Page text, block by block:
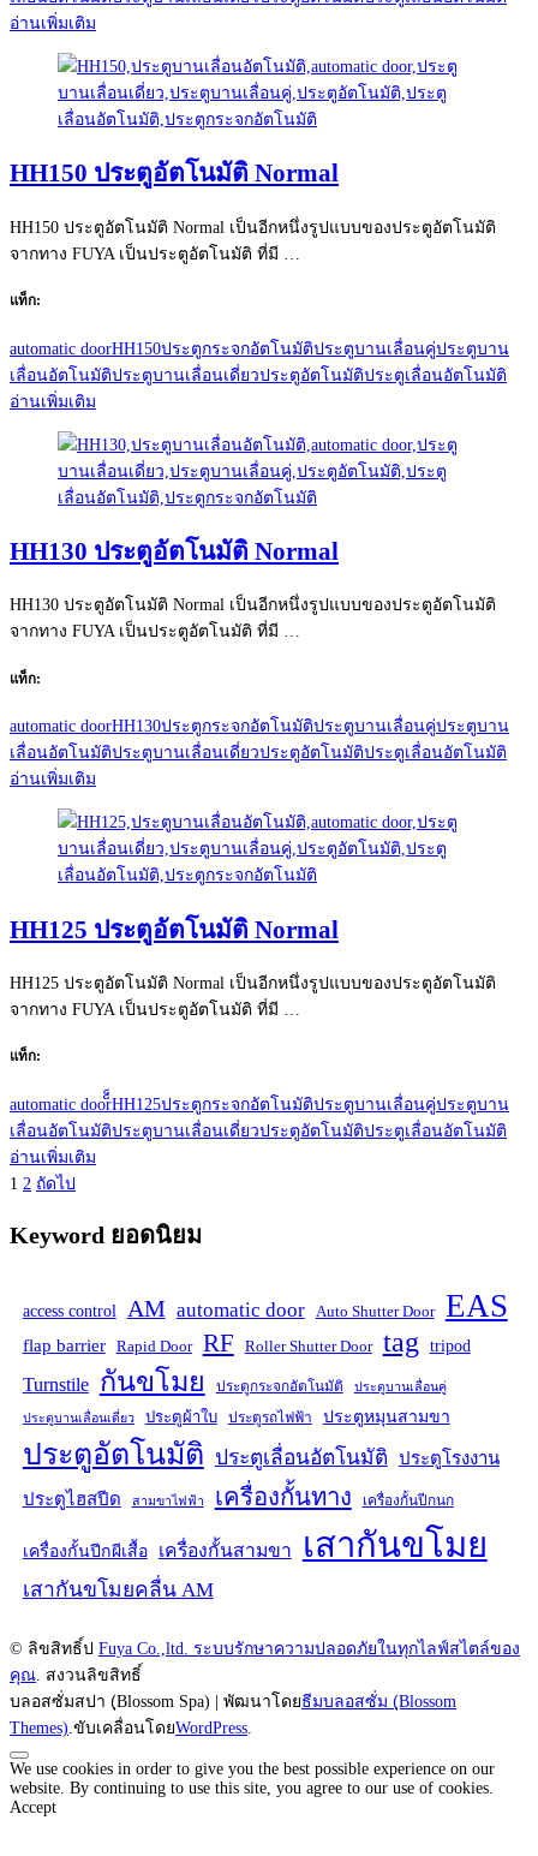
อ่านเพิ่มเติม
HH150 ประตูอัตโนมัติ Normal
HH150 ประตูอัตโนมัติ Normal เป็นอีกหนึ่งรูปแบบของประตูอัตโนมัติ
จากทาง FUYA เป็นประตูอัตโนมัติ ที่มี …
แท็ก:
automatic doorHH150ประตูกระจกอัตโนมัติประตูบานเลื่อนคู่ประตูบาน
เลื่อนอัตโนมัติประตูบานเลื่อนเดี่ยวประตูอัตโนมัติประตูเลื่อนอัตโนมัติ
อ่านเพิ่มเติม
HH130 ประตูอัตโนมัติ Normal
HH130 ประตูอัตโนมัติ Normal เป็นอีกหนึ่งรูปแบบของประตูอัตโนมัติ
จากทาง FUYA เป็นประตูอัตโนมัติ ที่มี …
แท็ก:
automatic doorHH130ประตูกระจกอัตโนมัติประตูบานเลื่อนคู่ประตูบาน
เลื่อนอัตโนมัติประตูบานเลื่อนเดี่ยวประตูอัตโนมัติประตูเลื่อนอัตโนมัติ
อ่านเพิ่มเติม
HH125 ประตูอัตโนมัติ Normal
HH125 ประตูอัตโนมัติ Normal เป็นอีกหนึ่งรูปแบบของประตูอัตโนมัติ
จากทาง FUYA เป็นประตูอัตโนมัติ ที่มี …
แท็ก:
automatic door็็HH125ประตูกระจกอัตโนมัติประตูบานเลื่อนคู่ประตูบาน
เลื่อนอัตโนมัติประตูบานเลื่อนเดี่ยวประตูอัตโนมัติประตูเลื่อนอัตโนมัติ
อ่านเพิ่มเติม
Posts
หน้า
1 หน้า
2 ถัดไป
Keyword ยอดนิยม
access control AM automatic door Auto Shutter Door EAS
flap barrier Rapid Door RF Roller Shutter Door tag tripod
Turnstile กันขโมย ประตูกระจกอัตโนมัติ ประตูบานเลื่อนคู่
ประตูบานเลื่อนเดี่ยว ประตูผ้าใบ ประตูรถไฟฟ้า ประตูหมุนสามขา
ประตูอัตโนมัติ ประตูเลื่อนอัตโนมัติ ประตูโรงงาน
ประตูไฮสปีด สามขาไฟฟ้า เครื่องกั้นทาง เครื่องกั้นปีกนก
เครื่องกั้นปีกผีเสื้อ เครื่องกั้นสามขา เสากันขโมย
เสากันขโมยคลื่น AM
© ลิขสิทธิ์ป Fuya Co.,ltd. ระบบรักษาความปลอดภัยในทุกไลฟ์สไตล์ของ
คุณ. สงวนลิขสิทธิ์
บลอสซั่มสปา (ฺBlossom Spa) | พัฒนาโดยธีมบลอสซั่ม (ฺBlossom
Themes).ขับเคลื่อนโดยWordPress.
We use cookies in order to give you the best possible experience on our
website. By continuing to use this site, you agree to our use of cookies.
Accept